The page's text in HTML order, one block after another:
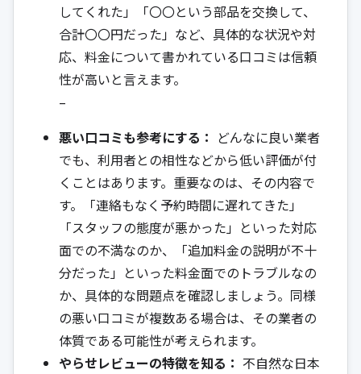
してくれた」「〇〇という部品を交換して、
合計〇〇円だった」など、具体的な状況や対
応、料金について書かれている口コミは信頼
性が高いと言えます。
–
悪い口コミも参考にする： どんなに良い業者
でも、利用者との相性などから低い評価が付
くことはあります。重要なのは、その内容で
す。「連絡もなく予約時間に遅れてきた」
「スタッフの態度が悪かった」といった対応
面での不満なのか、「追加料金の説明が不十
分だった」といった料金面でのトラブルなの
か、具体的な問題点を確認しましょう。同様
の悪い口コミが複数ある場合は、その業者の
体質である可能性が考えられます。
やらせレビューの特徴を知る： 不自然な日本